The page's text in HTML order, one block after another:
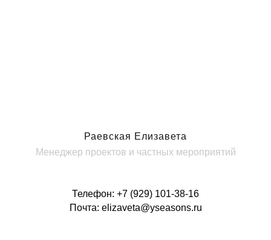
Раевская Елизавета
Менеджер проектов и частных мероприятий
Телефон: +7 (929) 101-38-16
Почта: elizaveta@yseasons.ru